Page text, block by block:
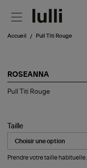
Accueil Pull Titi Rouge
ROSEANNA
Pull
Pull Titi Rouge
Taille
Prendre votre taille habituelle.